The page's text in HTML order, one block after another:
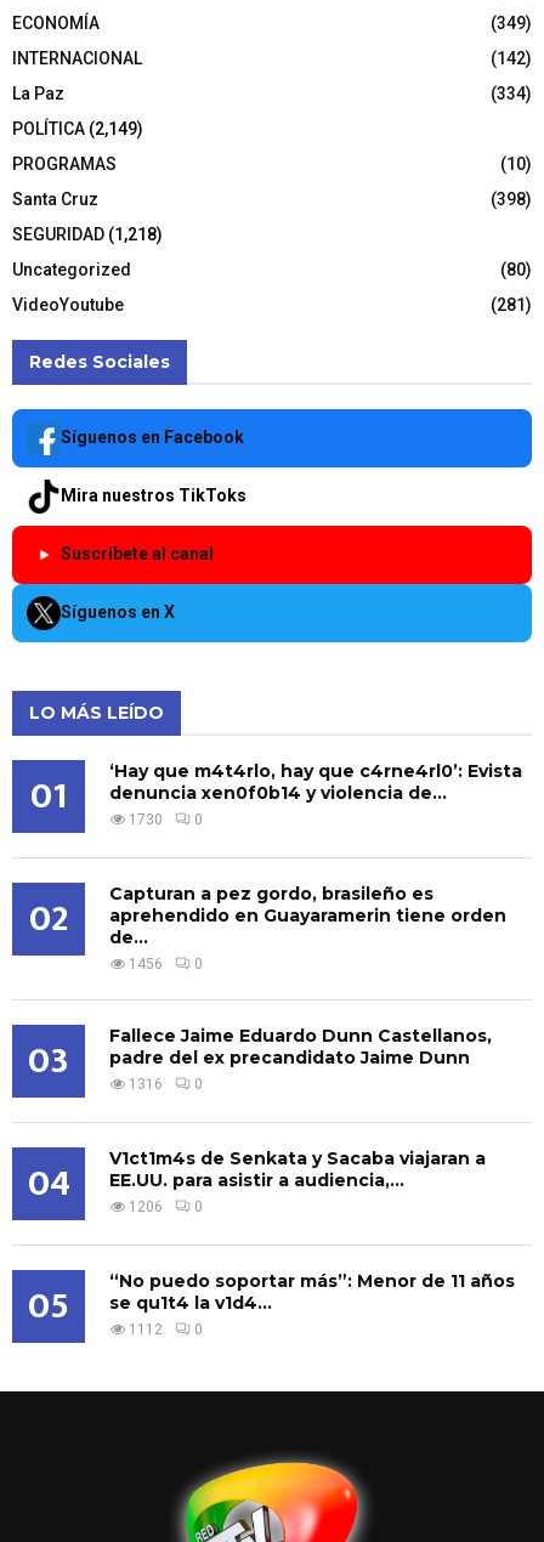
ECONOMÍA
(349)
INTERNACIONAL
(142)
La Paz
(334)
POLÍTICA (2,149)
PROGRAMAS
(10)
Santa Cruz
(398)
SEGURIDAD (1,218)
Uncategorized
(80)
VideoYoutube
(281)
Redes Sociales
Síguenos en Facebook
Mira nuestros TikToks
Suscríbete al canal
Síguenos en X
LO MÁS LEÍDO
01
‘Hay que m4t4rlo, hay que c4rne4rl0’: Evista
denuncia xen0f0b14 y violencia de...
1730 0
02
Capturan a pez gordo, brasileño es
aprehendido en Guayaramerin tiene orden
de...
1456 0
03
Fallece Jaime Eduardo Dunn Castellanos,
padre del ex precandidato Jaime Dunn
1316 0
04
V1ct1m4s de Senkata y Sacaba viajaran a
EE.UU. para asistir a audiencia,...
1206 0
05
“No puedo soportar más”: Menor de 11 años
se qu1t4 la v1d4...
1112 0